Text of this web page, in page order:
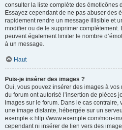
consulter la liste complète des émoticônes
Essayez cependant de ne pas abuser des
rapidement rendre un message illisible et
modifier ou de le supprimer complètement.
peuvent également limiter le nombre
à un message.
Haut
Puis-je insérer des images ?
Oui, vous pouvez insérer des images à
du forum ont autorisé l’insertion de pièces
images sur le forum. Dans le cas contraire,
une image distante, hébergée sur un
exemple « http://www.exemple.com/mon-
cependant ni insérer de lien vers des